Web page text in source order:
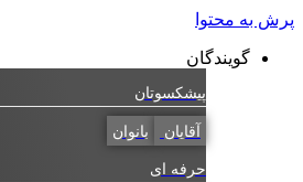
به محتوا
گویندگان
پیشکسوتان
بانوان
حرفه ای